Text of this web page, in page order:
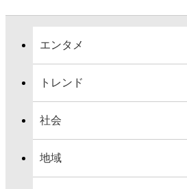
エンタメ
トレンド
社会
地域